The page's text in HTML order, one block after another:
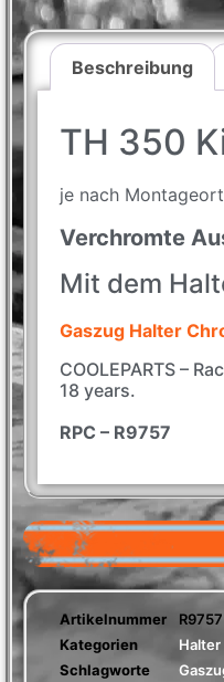
Beschreibung
TH 350
je nach
Verchromte
Mit dem
Gaszug Halter
COOLEPARTS –
18 years.
RPC – R9757
Artikelnummer
R9757
Kategorien
Halter
Schlagworte